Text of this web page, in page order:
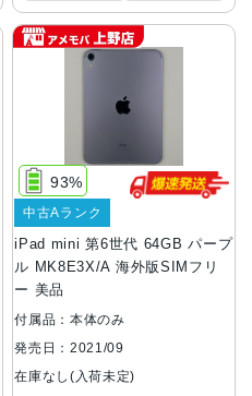
iPad mini 第6世代 64GB パープ
ル MK8E3X/A 海外版SIMフリ
ー 美品
93%
中古Aランク
付属品：本体のみ
発売日：2021/09
在庫なし(入荷未定)